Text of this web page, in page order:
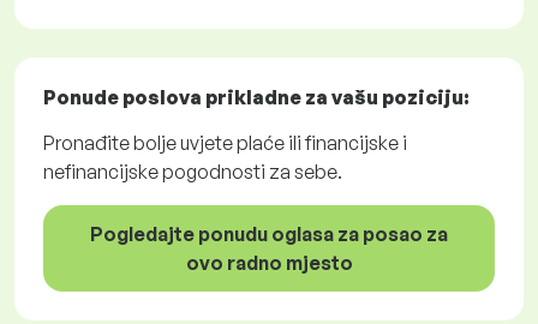
Ponude poslova prikladne za vašu poziciju:
Pronađite bolje uvjete plaće ili financijske i
nefinancijske pogodnosti za sebe.
Pogledajte ponudu oglasa za posao za
ovo radno mjesto